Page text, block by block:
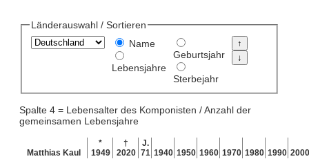
Länderauswahl / Sortieren
Name
Lebensjahre
Geburtsjahr
Sterbejahr
Spalte 4 = Lebensalter des Komponisten / Anzahl der
gemeinsamen Lebensjahre
Matthias Kaul
*
1949
†
2020
J.
71 1940 1950 1960 1970 1980 1990 2000